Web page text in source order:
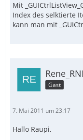
Mit
Index des selktierte
kann man mit
Rene_RNI
Gast
7. Mai 2011 um 23:17
Hallo Raupi,